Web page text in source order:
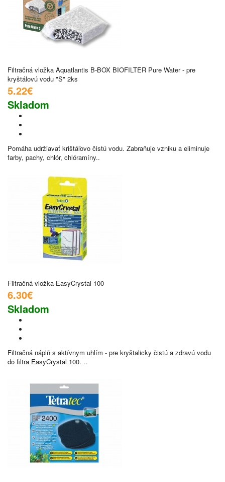
Filtračná vložka Aquatlantis B-BOX BIOFILTER Pure Water - pre
kryštálovú vodu "S" 2ks
5.22€
Skladom
Pomáha udržiavať krištáľovo čistú vodu. Zabraňuje vzniku a eliminuje
farby, pachy, chlór, chlóramíny..
Filtračná vložka EasyCrystal 100
6.30€
Skladom
Filtračná náplň s aktívnym uhlím - pre kryštalicky čistú a zdravú vodu
do filtra EasyCrystal 100. ..